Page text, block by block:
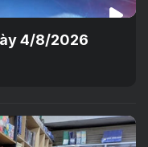
4/8/2026